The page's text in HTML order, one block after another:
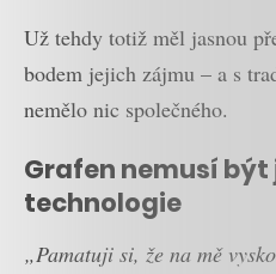
Už tehdy totiž měl jasnou
bodem jejich zájmu – a s
nemělo nic společného.
Grafen nemusí být
technologie
„Pamatuji si, že na mě